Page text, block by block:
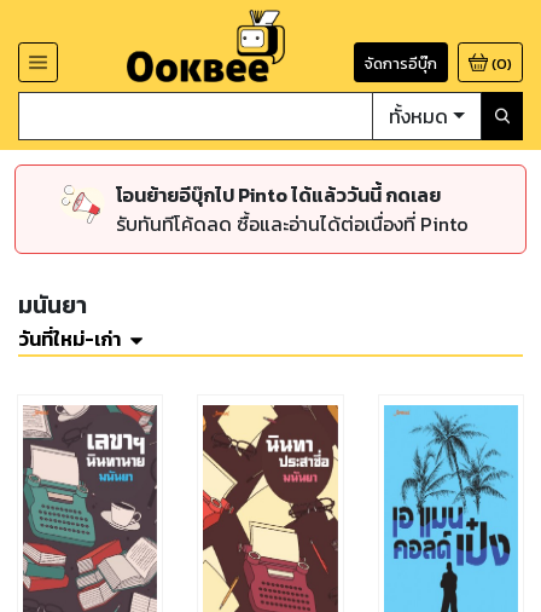
จัดการอีบุ๊ก (0)
ทั้งหมด
โอนย้ายอีบุ๊กไป Pinto ได้แล้ววันนี้ กดเลย
รับทันทีโค้ดลด ซื้อและอ่านได้ต่อเนื่องที่ Pinto
มนันยา
วันที่ใหม่-เก่า